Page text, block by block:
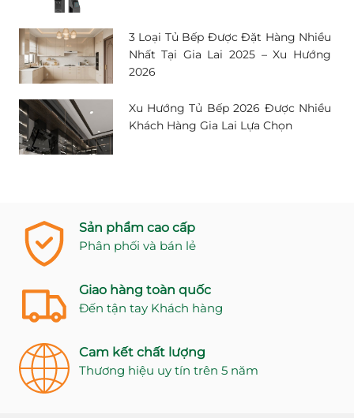
3 Loại Tủ Bếp Được Đặt Hàng Nhiều
Nhất Tại Gia Lai 2025 – Xu Hướng
2026
Xu Hướng Tủ Bếp 2026 Được Nhiều
Khách Hàng Gia Lai Lựa Chọn
Sản phẩm cao cấp
Phân phối và bán lẻ
Giao hàng toàn quốc
Đến tận tay Khách hàng
Cam kết chất lượng
Thương hiệu uy tín trên 5 năm